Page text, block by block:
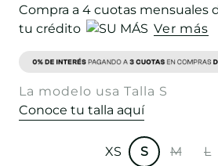
Compra a 4 cuotas mensuales
tu crédito
Ver más
La modelo usa Talla S
Conoce tu talla aquí
XS S M L